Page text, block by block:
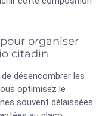
organiser
citadin
désencombrer les
optimisez le
souvent délaissées